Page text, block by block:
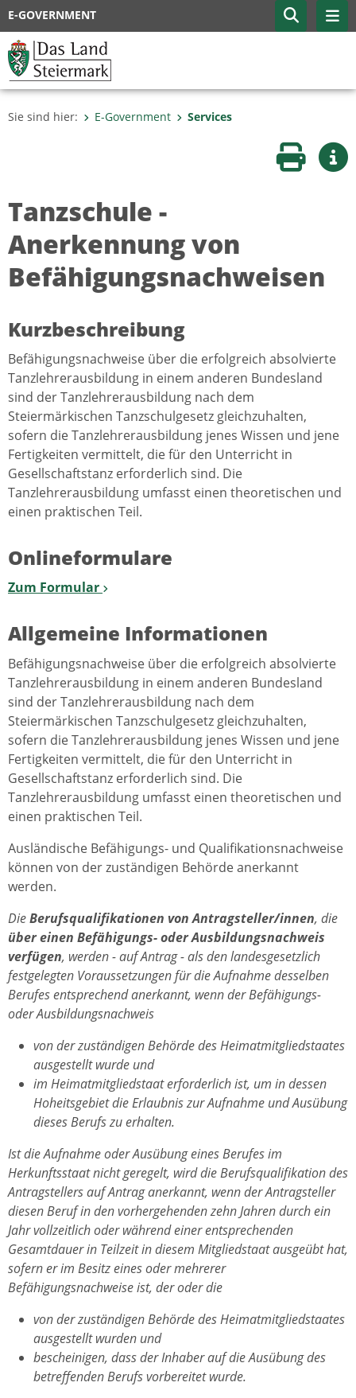
E-GOVERNMENT
Sie sind hier: E-Government Services
Seite
Tanzschule -
Anerkennung von
Befähigungsnachweisen
Kurzbeschreibung
Befähigungsnachweise über die erfolgreich absolvierte
Tanzlehrerausbildung in einem anderen Bundesland
sind der Tanzlehrerausbildung nach dem
Steiermärkischen Tanzschulgesetz gleichzuhalten,
sofern die Tanzlehrerausbildung jenes Wissen und jene
Fertigkeiten vermittelt, die für den Unterricht in
Gesellschaftstanz erforderlich sind. Die
Tanzlehrerausbildung umfasst einen theoretischen und
einen praktischen Teil.
Onlineformulare
Zum Formular
Allgemeine Informationen
Befähigungsnachweise über die erfolgreich absolvierte
Tanzlehrerausbildung in einem anderen Bundesland
sind der Tanzlehrerausbildung nach dem
Steiermärkischen Tanzschulgesetz gleichzuhalten,
sofern die Tanzlehrerausbildung jenes Wissen und jene
Fertigkeiten vermittelt, die für den Unterricht in
Gesellschaftstanz erforderlich sind. Die
Tanzlehrerausbildung umfasst einen theoretischen und
einen praktischen Teil.
Ausländische Befähigungs- und Qualifikationsnachweise
können von der zuständigen Behörde anerkannt
werden.
DieBerufsqualifikationen von Antragsteller/innen, die
über einen Befähigungs- oder Ausbildungsnachweis
verfügen, werden - auf Antrag - als den landesgesetzlich
festgelegten Voraussetzungen für die Aufnahme desselben
Berufes entsprechend anerkannt, wenn der Befähigungs-
oder Ausbildungsnachweis
von der zuständigen Behörde des Heimatmitgliedstaates
ausgestellt wurde und
im Heimatmitgliedstaat erforderlich ist, um in dessen
Hoheitsgebiet die Erlaubnis zur Aufnahme und Ausübung
dieses Berufs zu erhalten.
Ist die Aufnahme oder Ausübung eines Berufes im
Herkunftsstaat nicht geregelt, wird die Berufsqualifikation des
Antragstellers auf Antrag anerkannt, wenn der Antragsteller
diesen Beruf in den vorhergehenden zehn Jahren durch ein
Jahr vollzeitlich oder während einer entsprechenden
Gesamtdauer in Teilzeit in diesem Mitgliedstaat ausgeübt hat,
sofern er im Besitz eines oder mehrerer
Befähigungsnachweise ist, der oder die
von der zuständigen Behörde des Heimatmitgliedstaates
ausgestellt wurden und
bescheinigen, dass der Inhaber auf die Ausübung des
betreffenden Berufs vorbereitet wurde.